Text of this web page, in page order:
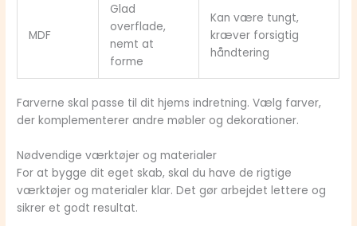
MDF
Glad
overflade,
nemt at
forme
Kan være tungt,
kræver forsigtig
håndtering
Farverne skal passe til dit hjems indretning. Vælg farver,
der komplementerer andre møbler og dekorationer.
Nødvendige værktøjer og materialer
For at bygge dit eget skab, skal du have de rigtige
værktøjer og materialer klar. Det gør arbejdet lettere og
sikrer et godt resultat.